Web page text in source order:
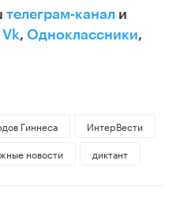
телеграм-канал и
Vk, Одноклассники,
Гиннеса
ИнтерВести
новости диктант